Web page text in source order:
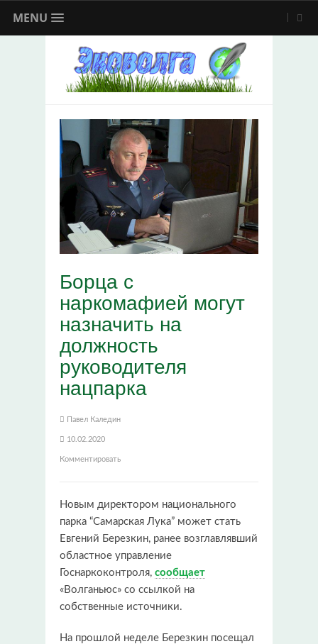
MENU
Борца с
наркомафией могут
назначить на
должность
руководителя
нацпарка
Павел Каледин
10.02.2020
Комментировать
Новым директором национального
парка “Самарская Лука” может стать
Евгений Березкин, ранее возглавлявший
областное управление
Госнаркоконтроля, сообщает
«Волганьюс» со ссылкой на
собственные источники.
На прошлой неделе Березкин посещал